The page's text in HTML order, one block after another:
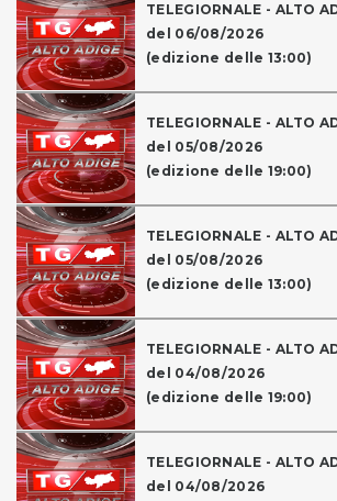
TELEGIORNALE - ALTO
del 06/08/2026
(edizione delle 13:00)
TELEGIORNALE - ALTO
del 05/08/2026
(edizione delle 19:00)
TELEGIORNALE - ALTO
del 05/08/2026
(edizione delle 13:00)
TELEGIORNALE - ALTO
del 04/08/2026
(edizione delle 19:00)
TELEGIORNALE - ALTO
del 04/08/2026